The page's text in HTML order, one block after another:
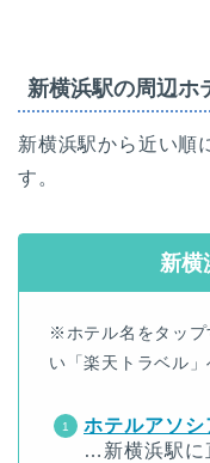
新横浜駅の周辺ホ
新横浜駅から近い順
す。
新横
※ホテル名をタップ
い「楽天トラベル」
ホテルアソ
…新横浜駅に